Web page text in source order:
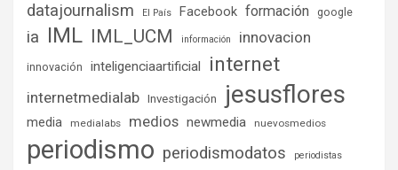
datajournalism El País Facebook formación google
ia IML IML_UCM información innovacion
innovación inteligenciaartificial internet
internetmedialab Investigación jesusflores
media medialabs medios newmedia nuevosmedios
periodismo periodismodatos
periodistas